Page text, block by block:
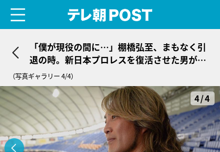
「僕が現役の間に…」棚橋弘至、まもなく引
退の時。新日本プロレスを復活させた男が叶
えたい“最後の夢”
（写真ギャラリー 4/4）
4/4